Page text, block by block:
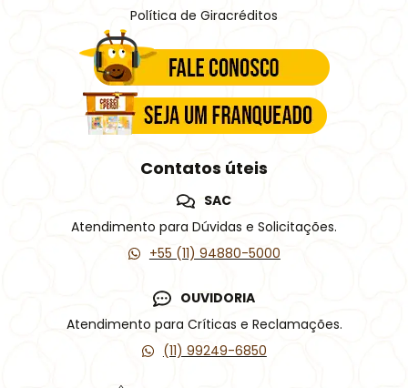
Política de Giracréditos
Contatos úteis
SAC
Atendimento para Dúvidas e Solicitações.
+55 (11) 94880-5000
OUVIDORIA
Atendimento para Críticas e Reclamações.
(11) 99249-6850